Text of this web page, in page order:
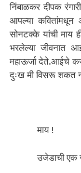
निंबाळकर दीपक
आपल्या कवितांमधून
सोनटक्के यांची माय
भरलेल्या जीवनात
महाऊर्जा देते.आईचे
दुःख मी विसरू शकत
माय !
उजेडाची एक